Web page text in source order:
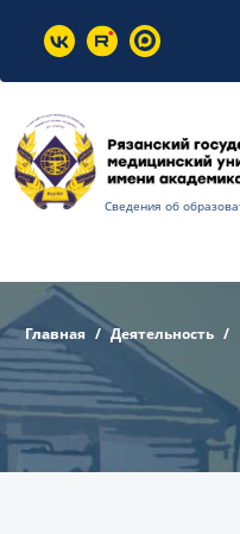
Сведения об
Главная Деятельность